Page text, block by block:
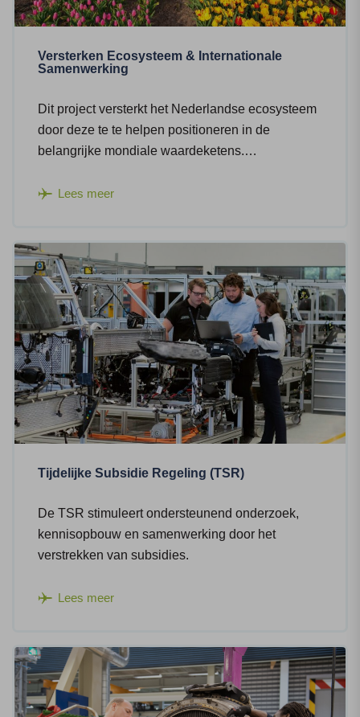
Versterken Ecosysteem & Internationale
Samenwerking
Dit project versterkt het Nederlandse ecosysteem
door deze te te helpen positioneren in de
belangrijke mondiale waardeketens.…
Lees meer
Tijdelijke Subsidie Regeling (TSR)
De TSR stimuleert ondersteunend onderzoek,
kennisopbouw en samenwerking door het
verstrekken van subsidies.
Lees meer